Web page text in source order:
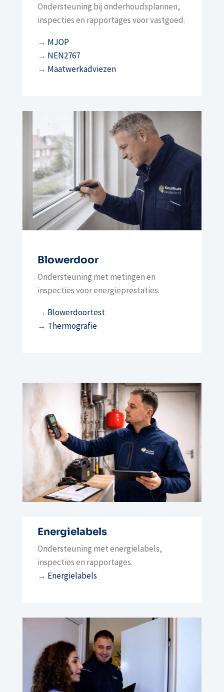
Ondersteuning bij onderhoudsplannen,
inspecties en rapportages voor vastgoed.
→ MJOP
→ NEN2767
→ Maatwerkadviezen
Blowerdoor
Ondersteuning met metingen en
inspecties voor energieprestaties.
→ Blowerdoortest
→ Thermografie
Energielabels
Ondersteuning met energielabels,
inspecties en rapportages.
→ Energielabels